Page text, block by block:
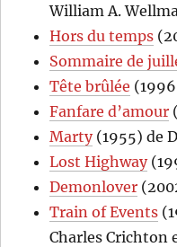
William A.
Hors du temps
Sommaire de
Tête brûlée
Fanfare d’amour
Marty(1955) de
Lost Highway
Demonlover
Train of Events
Charles Crichton